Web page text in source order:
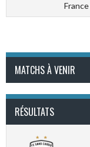
MATCHS À VENIR
RÉSULTATS